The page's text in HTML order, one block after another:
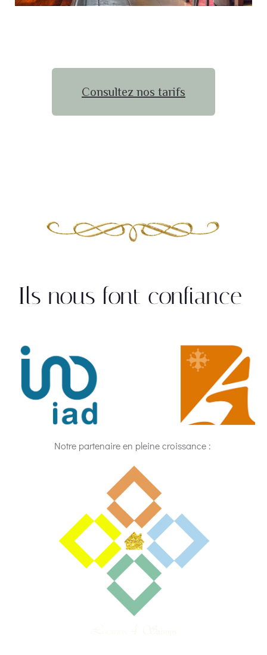
Consultez nos tarifs
Ils nous font confiance
Notre partenaire en pleine croissance :